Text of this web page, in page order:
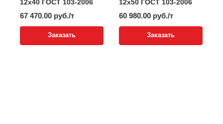
12x40 ГОСТ 103-2006
67 470.00 руб./т
Заказать
12x50 ГОСТ 103-2006
60 980.00 руб./т
Заказать